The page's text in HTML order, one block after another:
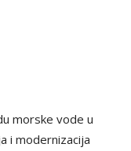
morske vode u
i modernizacija